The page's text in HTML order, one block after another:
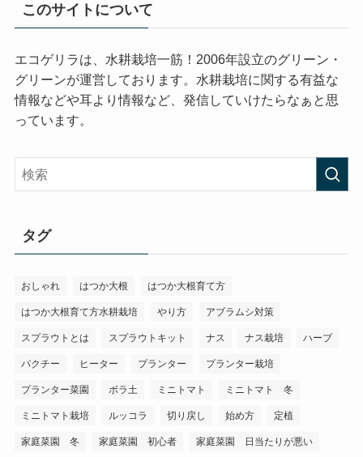
このサイトについて
エコゲリラは、水耕栽培一筋！2006年設立のグリーン・
グリーンが運営しております。水耕栽培に関する有益な
情報などや耳より情報など、発信していけたらなぁと思
っています。
タグ
おしゃれ はつか大根 はつか大根育て方
はつか大根育て方水耕栽培 やり方 アブラムシ対策
スプラウトとは スプラウトキット ナス ナス栽培 ハーブ
パクチー ヒーター プランター プランター栽培
プランター菜園 ボラ土 ミニトマト ミニトマト 冬
ミニトマト栽培 ルッコラ 切り戻し 始め方 定植
家庭菜園 冬 家庭菜園 初心者 家庭菜園 日当たりが悪い